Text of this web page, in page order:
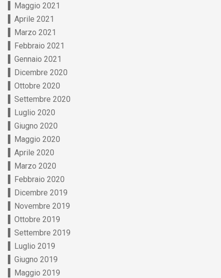
Maggio 2021
Aprile 2021
Marzo 2021
Febbraio 2021
Gennaio 2021
Dicembre 2020
Ottobre 2020
Settembre 2020
Luglio 2020
Giugno 2020
Maggio 2020
Aprile 2020
Marzo 2020
Febbraio 2020
Dicembre 2019
Novembre 2019
Ottobre 2019
Settembre 2019
Luglio 2019
Giugno 2019
Maggio 2019